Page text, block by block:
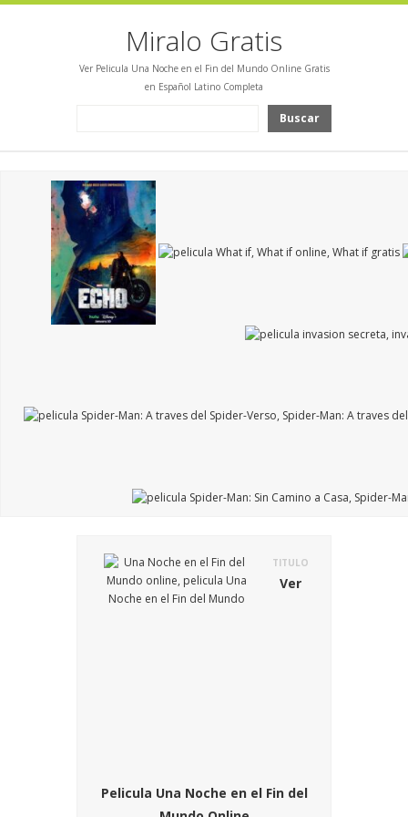
Miralo Gratis
Ver Pelicula Una Noche en el Fin del Mundo Online Gratis
en Español Latino Completa
Buscar
TITULO
Ver
Pelicula Una Noche en el Fin del